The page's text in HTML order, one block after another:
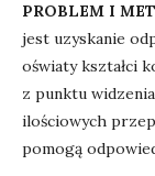
PROBLEM I
jest uzyskanie
oświaty kształci
z punktu
ilościowych
pomogą